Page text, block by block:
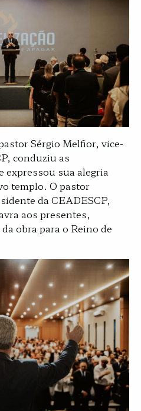
Sérgio Melfior, vice-
conduziu as
expressou sua alegria
templo. O pastor
da CEADESCP,
aos presentes,
obra para o Reino de